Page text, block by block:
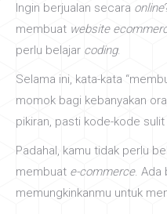
Ingin berjualan secara online
membuat website
perlu belajar coding.
Selama ini, kata-kata
momok bagi kebanyakan
pikiran, pasti kode-kode
Padahal, kamu tidak perlu
membuat e-commerce. Ada
memungkinkanmu untuk